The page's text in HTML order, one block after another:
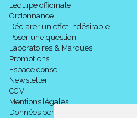
L’équipe officinale
Ordonnance
Déclarer un effet indésirable
Poser une question
Laboratoires & Marques
Promotions
Espace conseil
Newsletter
CGV
Mentions légales
Données personnelles